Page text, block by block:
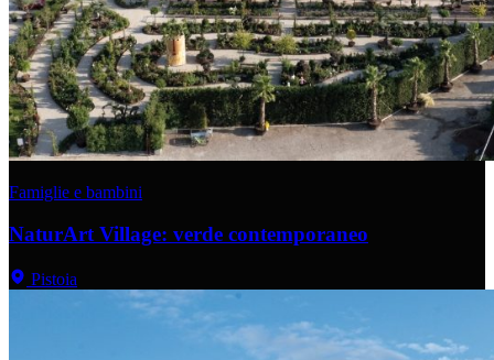
Famiglie e bambini
NaturArt Village: verde contemporaneo
Pistoia